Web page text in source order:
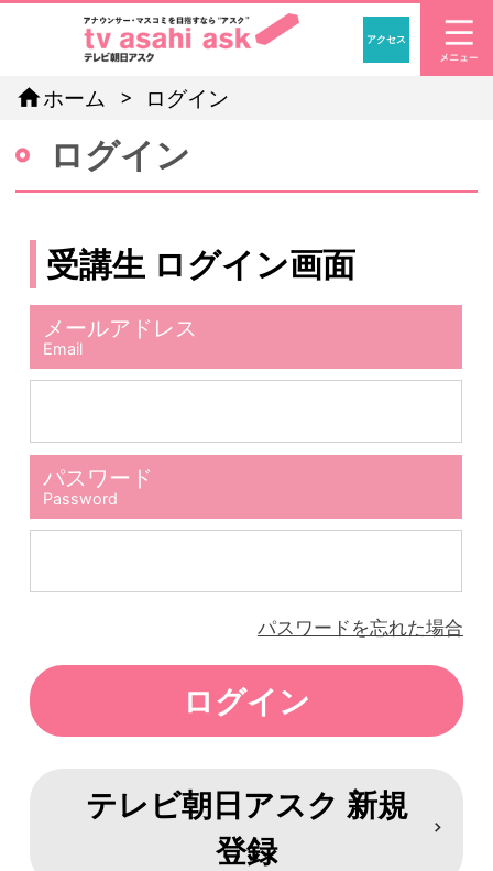
「アナウ
アクセス
homeホーム ログイン
ログイン
受講生 ログイン画面
メールアドレス
Email
パスワード
Password
パスワードを忘れた場合
テレビ朝日アスク 新規
登録